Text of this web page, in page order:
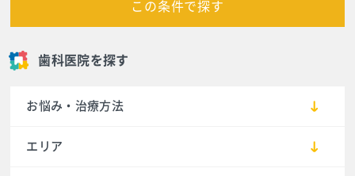
この条件で探す
歯科医院を探す
お悩み・治療方法
エリア